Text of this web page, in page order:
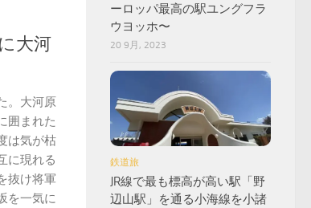
大河
。大河原
囲まれた
は気が枯
に現れる
抜け将軍
を一気に
ーロッパ最高の駅ユングフラ
ウヨッホ〜
20 9月, 2023
鉄道旅
JR線で最も標高が高い駅「野
辺山駅」を通る小海線を小諸